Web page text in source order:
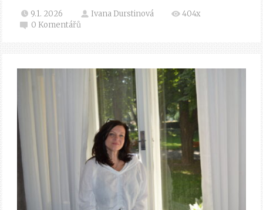
9.1. 2026 Ivana Durstinová
404x
0 Komentářů